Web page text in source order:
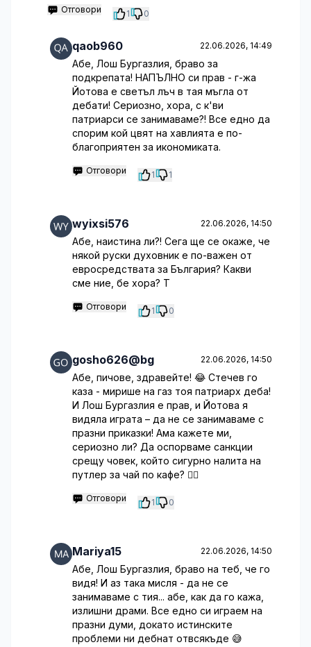
Отговори 1 0
qaob960 22.06.2026, 14:49
Абе, Лош Бургазлия, браво за
подкрепата! НАПЪЛНО си прав - г-жа
Йотова е светъл лъч в тая мъгла от
дебати! Сериозно, хора, с к'ви
патриарси се занимаваме?! Все едно да
спорим кой цвят на хавлията е по-
благоприятен за икономиката.
Отговори 1 1
wyixsi576 22.06.2026, 14:50
Абе, наистина ли?! Сега ще се окаже, че
някой руски духовник е по-важен от
евросредствата за България? Какви
сме ние, бе хора? Т
Отговори 1 0
gosho626@bg 22.06.2026, 14:50
Абе, пичове, здравейте! 😂 Стечев го
каза - мирише на газ тоя патриарх деба!
И Лош Бургазлия е прав, и Йотова я
видяла играта – да не се занимаваме с
празни приказки! Ама кажете ми,
сериозно ли? Да оспорваме санкции
срещу човек, който сигурно налита на
путлер за чай по кафе? 🤦‍♂️
Отговори 1 0
Mariya15 22.06.2026, 14:50
Абе, Лош Бургазлия, браво на теб, че го
видя! И аз така мисля - да не се
занимаваме с тия... абе, как да го кажа,
излишни драми. Все едно си играем на
празни думи, докато истинските
проблеми ни дебнат отвсякъде 😅